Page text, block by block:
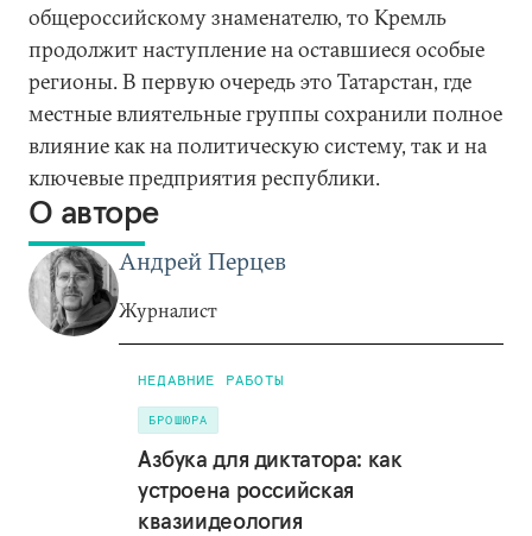
общероссийскому знаменателю, то Кремль
продолжит наступление на оставшиеся особые
регионы. В первую очередь это Татарстан, где
местные влиятельные группы сохранили полное
влияние как на политическую систему, так и на
ключевые предприятия республики.
О авторе
Андрей Перцев
Журналист
НЕДАВНИЕ РАБОТЫ
БРОШЮРА
Азбука для диктатора: как
устроена российская
квазиидеология